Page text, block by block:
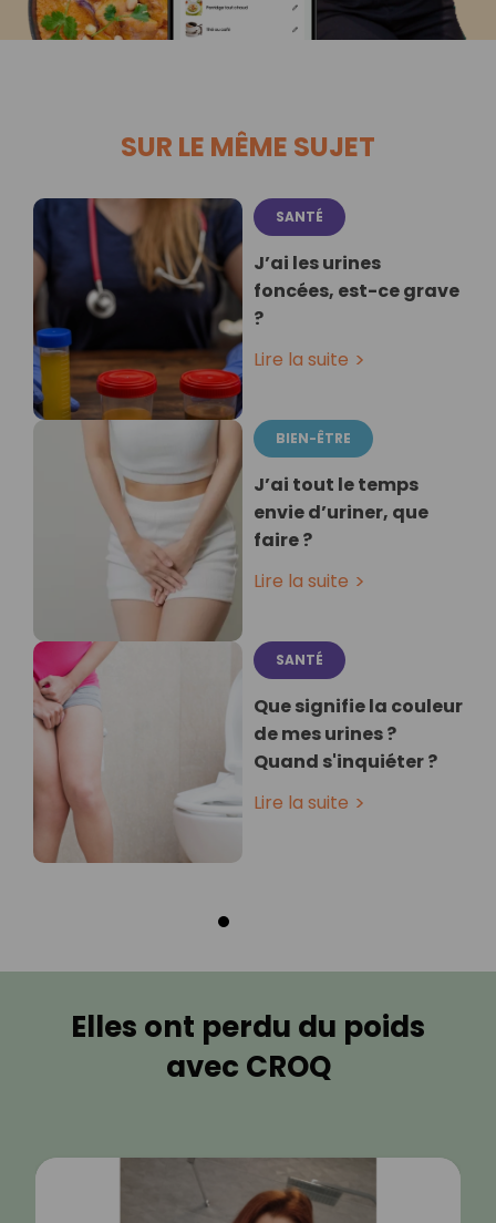
SUR LE MÊME SUJET
SANTÉ
J’ai les urines
foncées, est-ce grave
?
Lire la suite
BIEN-ÊTRE
J’ai tout le temps
envie d’uriner, que
faire ?
Lire la suite
SANTÉ
Que signifie la couleur
de mes urines ?
Quand s'inquiéter ?
Lire la suite
Elles ont perdu du poids
avec CROQ